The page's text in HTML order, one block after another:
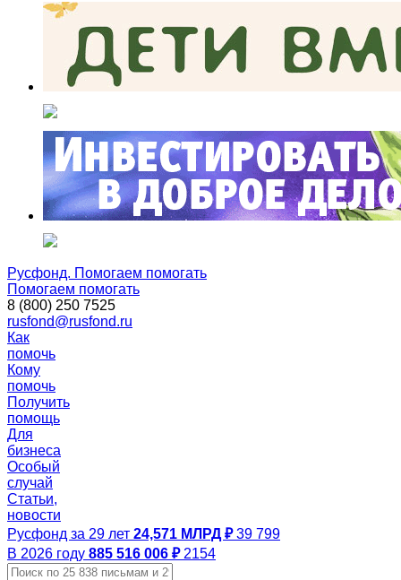
Русфонд. Помогаем помогать
Помогаем помогать
8 (800) 250 7525
rusfond@rusfond.ru
Как
помочь
Кому
помочь
Получить
помощь
Для
бизнеса
Особый
случай
Статьи,
новости
Русфонд за 29 лет 24,571 МЛРД ₽ 39 799
В 2026 году 885 516 006 ₽ 2154